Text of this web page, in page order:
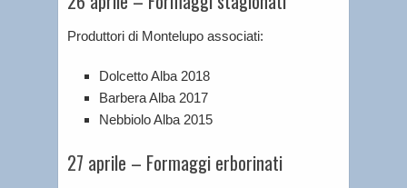
Produttori di Montelupo associati:
Dolcetto Alba 2018
Barbera Alba 2017
Nebbiolo Alba 2015
27 aprile – Formaggi erborinati